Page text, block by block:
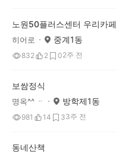
노원50플러스센터 우리카페
히어로 중계1동
832 2 02주 전
보쌈정식
명옥^^ ᆢ 방학제1동
981 14 33주 전
동네산책